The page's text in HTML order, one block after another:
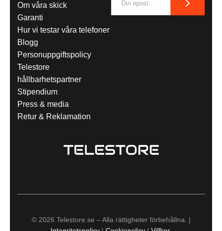
Om våra skick
Garanti
Hur vi testar våra telefoner
Blogg
Personuppgiftspolicy
Telestore
hållbarhetspartner
Stipendium
Press & media
Retur & Reklamation
© 2026 Telestore.se – Alla rättigheter förbehållna. |